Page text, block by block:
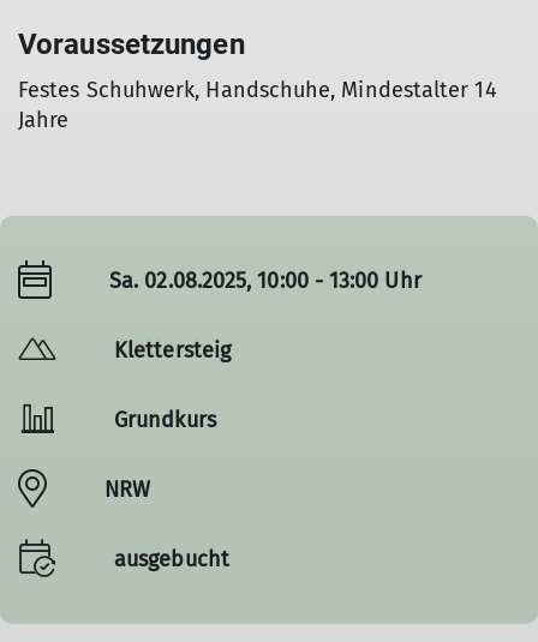
Voraussetzungen
Festes Schuhwerk, Handschuhe, Mindestalter 14
Jahre
Sa. 02.08.2025, 10:00 - 13:00 Uhr
Klettersteig
Grundkurs
NRW
ausgebucht